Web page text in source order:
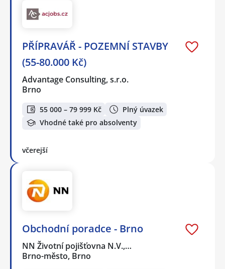
PŘÍPRAVÁŘ - POZEMNÍ STAVBY
(55-80.000 Kč)
Advantage Consulting, s.r.o.
Brno
55 000 – 79 999 Kč
Plný úvazek
Vhodné také pro absolventy
včerejší
Obchodní poradce - Brno
NN Životní pojišťovna N.V.,…
Brno-město, Brno